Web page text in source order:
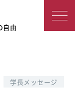
試練と
自由
学長メッセージ